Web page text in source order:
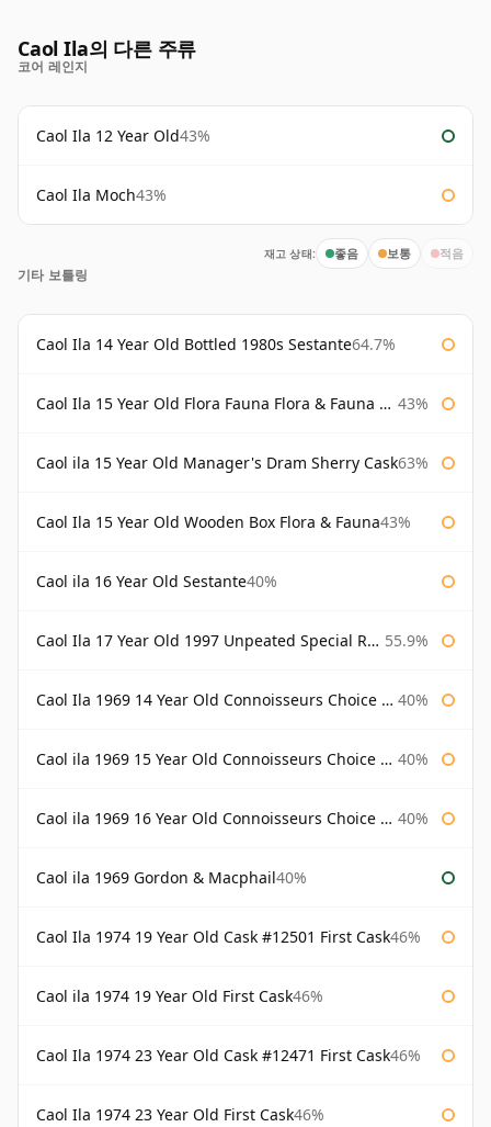
Caol Ila의 다른 주류
코어 레인지
Caol Ila 12 Year Old43%
Caol Ila Moch43%
재고 상태: 좋음 보통 적음
기타 보틀링
Caol Ila 14 Year Old Bottled 1980s Sestante64.7%
Caol Ila 15 Year Old Flora Fauna Flora & Fauna Flora 43%
Caol ila 15 Year Old Manager's Dram Sherry Cask63%
Caol Ila 15 Year Old Wooden Box Flora & Fauna43%
Caol ila 16 Year Old Sestante40%
Caol Ila 17 Year Old 1997 Unpeated Special Release 2015 55.9%
Caol Ila 1969 14 Year Old Connoisseurs Choice Gordon & Macphail 40%
Caol ila 1969 15 Year Old Connoisseurs Choice Gordon & Macphail 40%
Caol ila 1969 16 Year Old Connoisseurs Choice Gordon & Macphail 40%
Caol ila 1969 Gordon & Macphail40%
Caol Ila 1974 19 Year Old Cask #12501 First Cask46%
Caol ila 1974 19 Year Old First Cask46%
Caol Ila 1974 23 Year Old Cask #12471 First Cask46%
Caol Ila 1974 23 Year Old First Cask46%